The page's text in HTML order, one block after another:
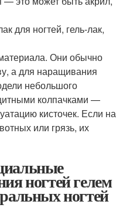
для ногтей, гель-лак,
Они обычно
а для наращивания
небольшого
колпачками —
кисточек. Если на
или грязь, их
ногтей гелем
ногтей